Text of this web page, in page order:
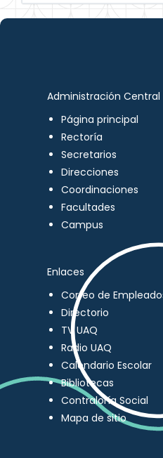
Administración Central
Página principal
Rectoría
Secretarios
Direcciones
Coordinaciones
Facultades
Campus
Enlaces
Correo de
Directorio
TV UAQ
Radio UAQ
Calendario Escolar
Bibliotecas
Contraloría Social
Mapa de sitio